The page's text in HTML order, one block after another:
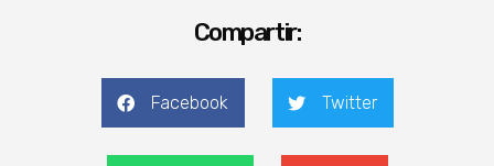
Compartir:
Facebook Twitter